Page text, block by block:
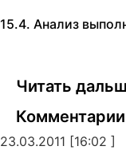
15.4. Анализ
Читать
23.03.2011 [16:02 ]